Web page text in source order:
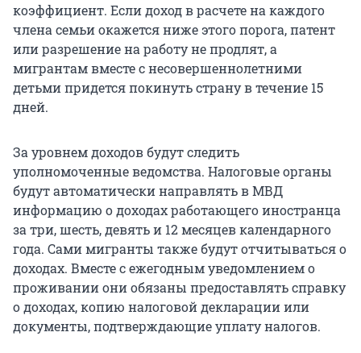
коэффициент. Если доход в расчете на каждого
члена семьи окажется ниже этого порога, патент
или разрешение на работу не продлят, а
мигрантам вместе с несовершеннолетними
детьми придется покинуть страну в течение 15
дней.
За уровнем доходов будут следить
уполномоченные ведомства. Налоговые органы
будут автоматически направлять в МВД
информацию о доходах работающего иностранца
за три, шесть, девять и 12 месяцев календарного
года. Сами мигранты также будут отчитываться о
доходах. Вместе с ежегодным уведомлением о
проживании они обязаны предоставлять справку
о доходах, копию налоговой декларации или
документы, подтверждающие уплату налогов.